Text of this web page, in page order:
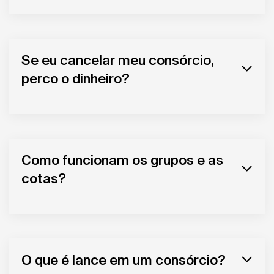
Se eu cancelar meu consórcio,
perco o dinheiro?
Como funcionam os grupos e as
cotas?
O que é lance em um consórcio?